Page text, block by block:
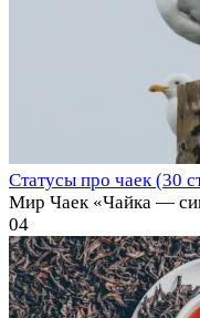
Статусы про чаек (30
Мир Чаек «Чайка —
04